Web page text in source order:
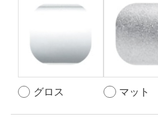
グロス マット